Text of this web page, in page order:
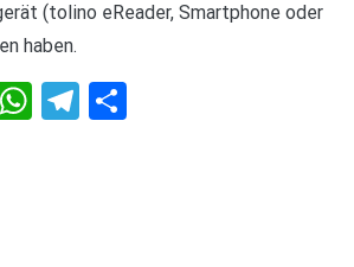
(tolino eReader, Smartphone oder
haben.
WhatsApp
Telegram